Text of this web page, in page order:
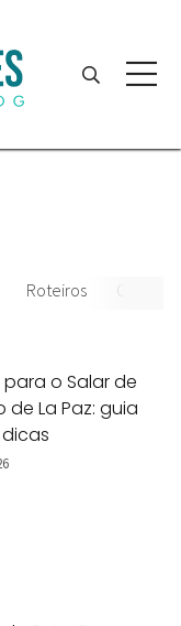
Roteiros Chile
o Salar de
de La Paz: guia